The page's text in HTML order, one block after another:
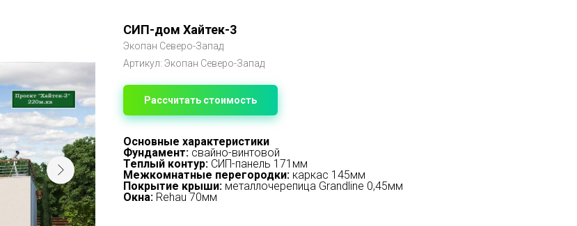
СИП-дом Хайтек-3
Экопан Северо-Запад
Артикул: Экопан Северо-Запад
Рассчитать стоимость
Основные характеристики
Фундамент: свайно-винтовой
Теплый контур: СИП-панель 171мм
Межкомнатные перегородки: каркас 145мм
Покрытие крыши: металлочерепица Grandline 0,45мм
Окна: Rehau 70мм